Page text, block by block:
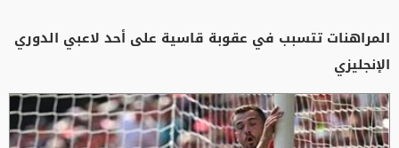
المراهنات تتسبب في عقوبة قاسية على أحد لاعبي الدوري
الإنجليزي